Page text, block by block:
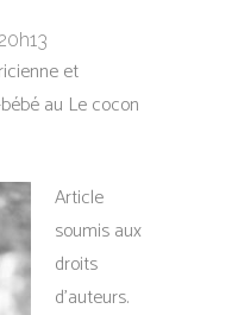
et
au Le cocon
Article
soumis aux
droits
d’auteurs.